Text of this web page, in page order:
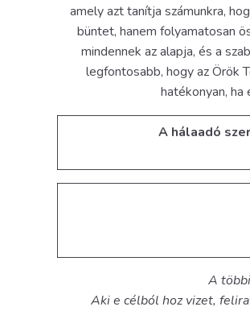
amely azt tanítja számunkra,
büntet, hanem folyamatosan
mindennek az alapja, és a
legfontosabb, hogy az Örök
hatékonyan,
A hálaadó
A
Aki e célból hoz vizet,